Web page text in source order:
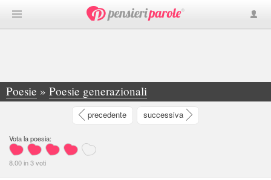
Poesie » Poesie generazionali
»Sei una lacrima che - Sei una lacrima bagnata che mi sfiora il viso... - Francesco Serio
precedente successiva
Vota la poesia:
8.00in3voti